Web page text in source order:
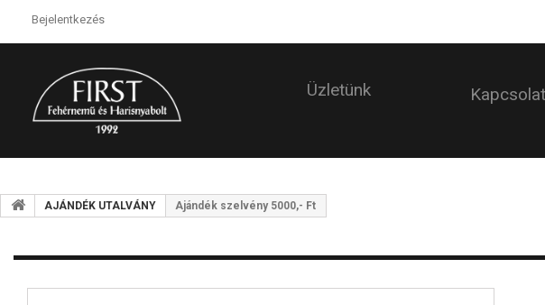
Bejelentkezés
Üzletünk Kapcsolat
AJÁNDÉK UTALVÁNY Ajándék szelvény 5000,- Ft